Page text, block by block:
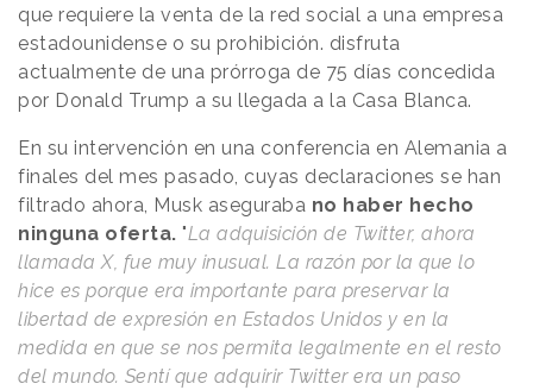
que requiere la venta de la red social a una empresa
estadounidense o su prohibición. disfruta
actualmente de una prórroga de 75 días concedida
por Donald Trump a su llegada a la Casa Blanca.
En su intervención en una conferencia en Alemania a
finales del mes pasado, cuyas declaraciones se han
filtrado ahora, Musk aseguraba no haber hecho
ninguna oferta. "La adquisición de Twitter, ahora
llamada X, fue muy inusual. La razón por la que lo
hice es porque era importante para preservar la
libertad de expresión en Estados Unidos y en la
medida en que se nos permita legalmente en el resto
del mundo. Sentí que adquirir Twitter era un paso